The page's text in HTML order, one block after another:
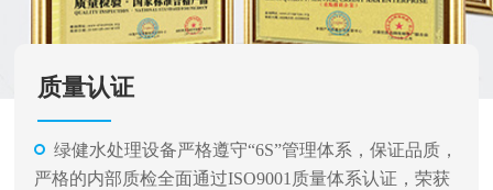
质量认证
绿健水处理设备严格遵守“6S”管理体系，保证品质，
严格的内部质检全面通过ISO9001质量体系认证，荣获